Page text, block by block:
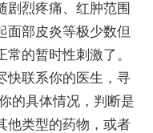
剧烈疼痛、红肿范围
面部皮炎等极少数但
的暂时性刺激了。
快联系你的医生，寻
的具体情况，判断是
他类型的药物，或者